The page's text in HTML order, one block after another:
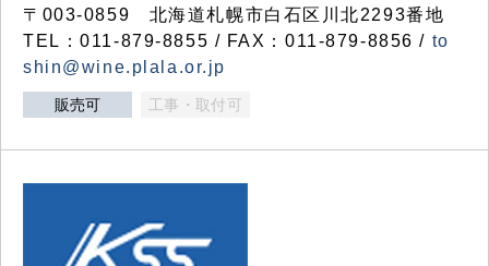
〒003-0859 北海道札幌市白石区川北2293番地
TEL：011-879-8855 / FAX：011-879-8856 / to
shin@wine.plala.or.jp
販売可 工事・取付可